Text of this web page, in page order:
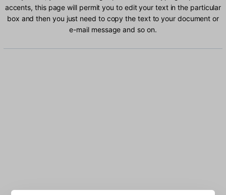
accents, this page will permit you to edit your text in the particular
box and then you just need to copy the text to your document or
e-mail message and so on.